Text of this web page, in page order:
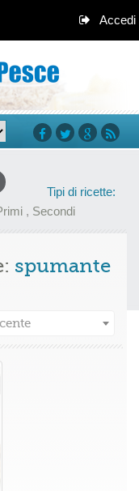
Accedi
Tipi di ricette:
, Secondi
spumante